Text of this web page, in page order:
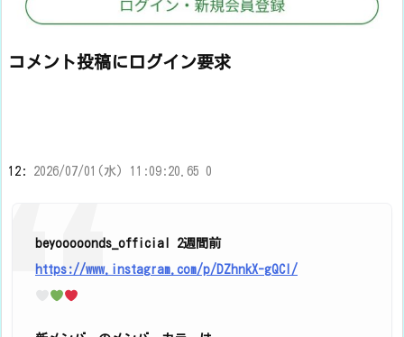
コメント投稿にログイン要求
12: 2026/07/01(水) 11:09:20.65 0
beyooooonds_official 2週間前
https://www.instagram.com/p/DZhnkX-gQCI/